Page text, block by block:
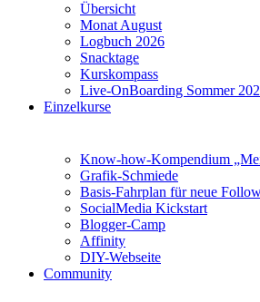
Übersicht
Monat August
Logbuch 2026
Snacktage
Kurskompass
Live-OnBoarding Sommer
Einzelkurse
Know-how-Kompendium
Grafik-Schmiede
Basis-Fahrplan für neue
SocialMedia Kickstart
Blogger-Camp
Affinity
DIY-Webseite
Community